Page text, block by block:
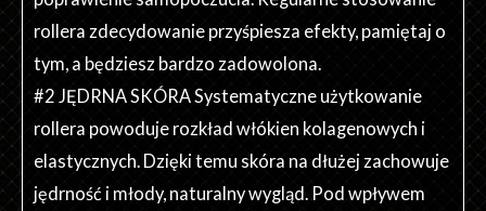
rollera zdecydowanie przyśpiesza efekty, pamiętaj o
tym, a będziesz bardzo zadowolona.
#2 JĘDRNA SKÓRA Systematyczne użytkowanie
rollera powoduje rozkład włókien kolagenowych i
elastycznych. Dzięki temu skóra na dłużej zachowuje
jędrność i młody, naturalny wygląd. Pod wpływem